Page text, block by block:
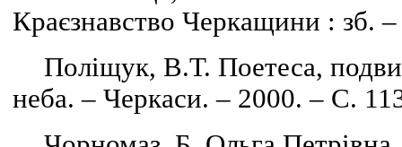
Краєзнавство Черкащини : зб.
Поліщук, В.Т. Поетеса,
неба. – Черкаси. – 2000. – С.